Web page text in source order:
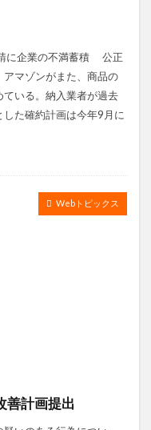
に企業の不満蓄積 公正
マゾンがまた、商品の
いる。納入業者が過去
た確約計画は今年9月に
Webトピックス
計画提出